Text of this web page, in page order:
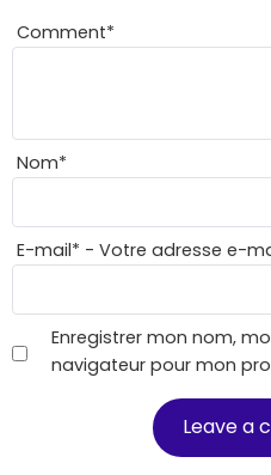
Comment*
Nom*
E-mail* - Votre adresse e-
Enregistrer mon nom,
navigateur pour mon